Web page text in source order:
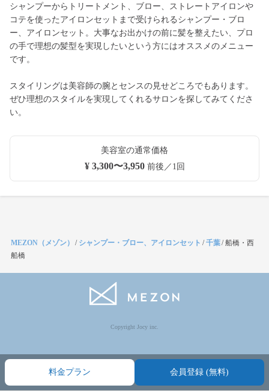
シャンプーからトリートメント、ブロー、ストレートアイロンや
コテを使ったアイロンセットまで受けられるシャンプー・ブロ
ー、アイロンセット。大事なお出かけの前に髪を整えたい、プロ
の手で理想の髪型を実現したいという方にはオススメのメニュー
です。
スタイリングは美容師の腕とセンスの見せどころでもあります。
ぜひ理想のスタイルを実現してくれるサロンを探してみてくださ
い。
美容室の通常価格
¥ 3,300〜3,950前後／1回
料金プラン 会員登録 (無料)
MEZON（メゾン） / シャンプー・ブロー、アイロンセット /千葉/船橋・西
船橋
Copyright Jocy inc.